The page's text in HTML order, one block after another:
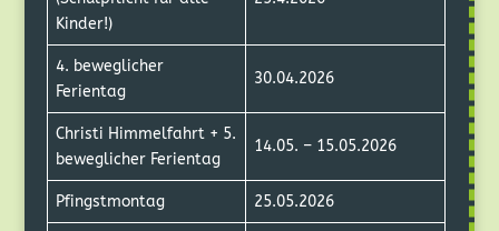
Kinder!)
4. beweglicher
Ferientag
30.04.2026
Christi Himmelfahrt + 5.
beweglicher Ferientag
14.05. – 15.05.2026
Pfingstmontag 25.05.2026